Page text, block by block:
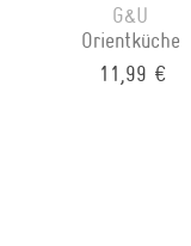
G&U
Orientküche
11,99 €